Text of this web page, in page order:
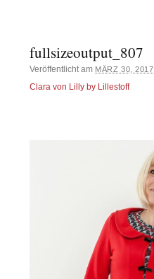
fullsizeoutput_807
Veröffentlicht am MÄRZ 30, 2017
Clara von Lilly by Lillestoff